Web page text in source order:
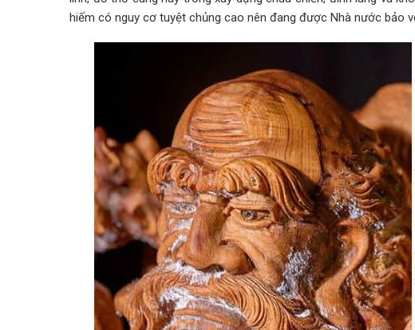
hiếm có nguy cơ tuyệt chủng cao nên đang được Nhà nước bảo